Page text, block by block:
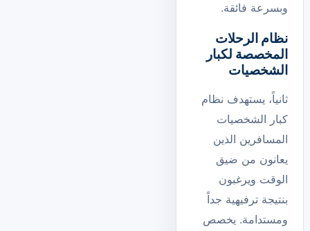
وبسرعة فائقة.
نظام الرحلات
المخصصة لكبار
الشخصيات
ثانياً، يستهدف نظام
كبار الشخصيات
المسافرين الذين
يعانون من ضيق
الوقت ويرغبون
بنتيجة ترفيهية جداً
ومستدامة. يخصص